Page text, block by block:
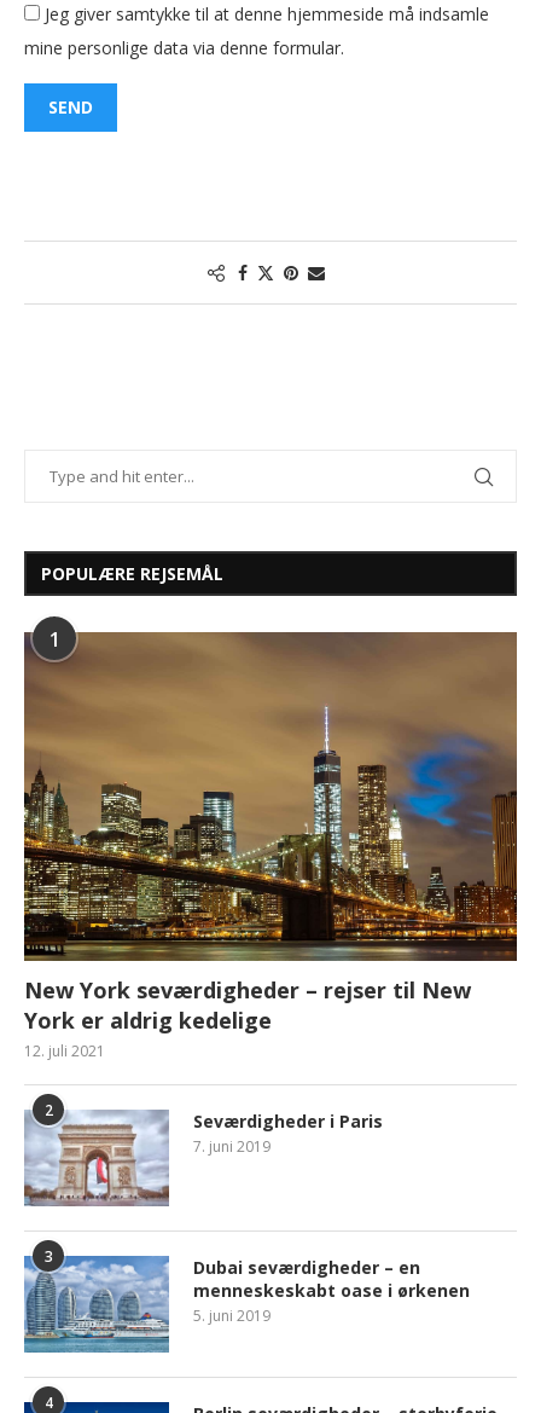
Jeg giver samtykke til at denne hjemmeside må indsamle
mine personlige data via denne formular.
SEND
POPULÆRE REJSEMÅL
1
New York seværdigheder – rejser til New
York er aldrig kedelige
12. juli 2021
2 Seværdigheder i Paris
7. juni 2019
3
Dubai seværdigheder – en
menneskeskabt oase i ørkenen
5. juni 2019
4